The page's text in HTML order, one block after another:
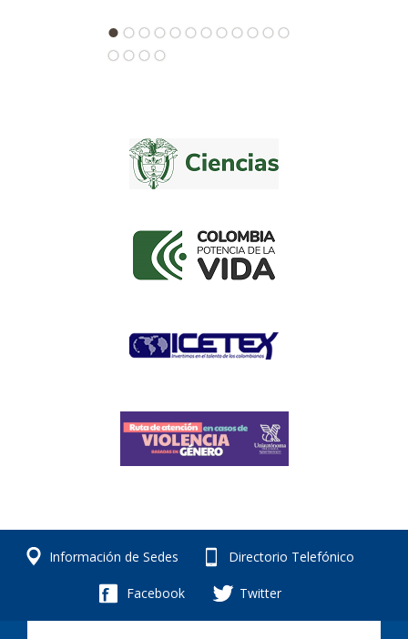
Información de Sedes Directorio Telefónico
Facebook Twitter